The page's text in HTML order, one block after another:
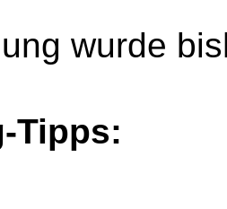
wurde
Tipps: